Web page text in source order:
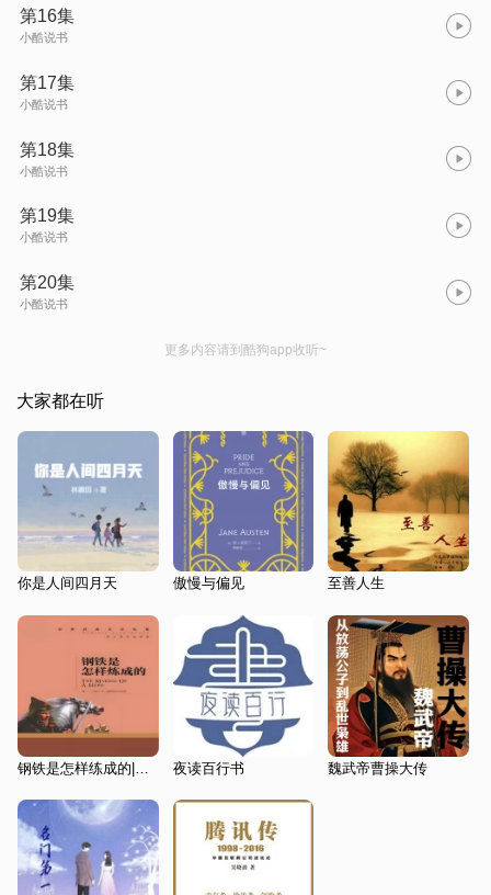
第16集
小酷说书
第17集
小酷说书
第18集
小酷说书
第19集
小酷说书
第20集
小酷说书
更多内容请到酷狗app收听~
大家都在听
你是人间四月天 傲慢与偏见 至善人生
夜读百行书 魏武帝曹操大传